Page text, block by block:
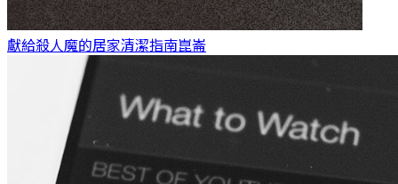
獻給殺人魔的居家清潔指南崑崙